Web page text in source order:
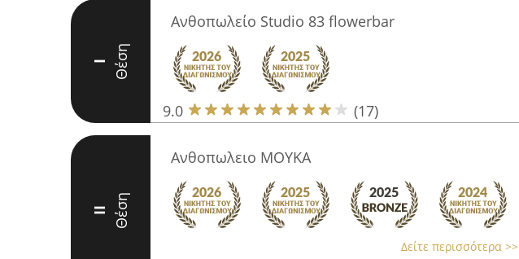
I Θέση
Ανθοπωλείο Studio 83 flowerbar
9.0 (17)
II Θέση
Ανθοπωλειο ΜΟΥΚΑ
Δείτε περισσότερα >>